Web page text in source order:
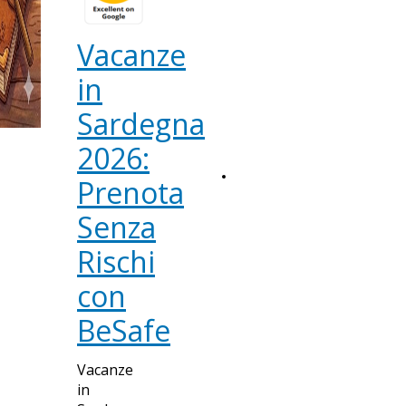
Vacanze
in
Sardegna
2026:
Prenota
Senza
Rischi
con
BeSafe
Vacanze
in